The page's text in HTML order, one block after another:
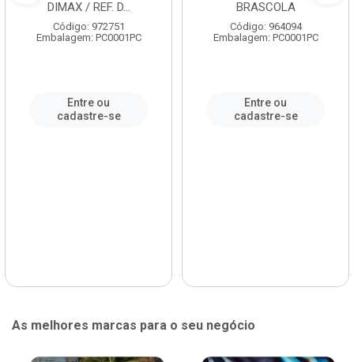
DIMAX / REF. D...
Código: 972751
Embalagem: PC0001PC
Entre ou
cadastre-se
BRASCOLA
Código: 964094
Embalagem: PC0001PC
Entre ou
cadastre-se
As melhores marcas para o seu negócio